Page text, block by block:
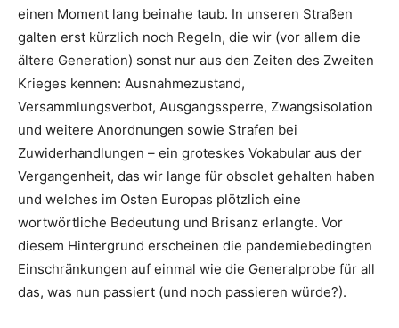
einen Moment lang beinahe taub. In unseren Straßen
galten erst kürzlich noch Regeln, die wir (vor allem die
ältere Generation) sonst nur aus den Zeiten des Zweiten
Krieges kennen: Ausnahmezustand,
Versammlungsverbot, Ausgangssperre, Zwangsisolation
und weitere Anordnungen sowie Strafen bei
Zuwiderhandlungen – ein groteskes Vokabular aus der
Vergangenheit, das wir lange für obsolet gehalten haben
und welches im Osten Europas plötzlich eine
wortwörtliche Bedeutung und Brisanz erlangte. Vor
diesem Hintergrund erscheinen die pandemiebedingten
Einschränkungen auf einmal wie die Generalprobe für all
das, was nun passiert (und noch passieren würde?).